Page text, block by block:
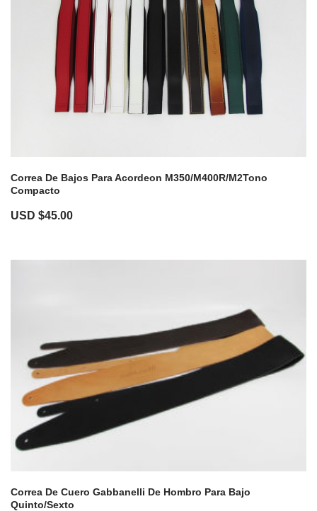
Correa De Bajos Para Acordeon M350/M400R/M2Tono
Compacto
USD $45.00
Correa De Cuero Gabbanelli De Hombro Para Bajo
Quinto/Sexto